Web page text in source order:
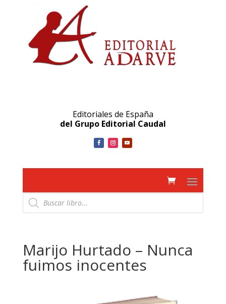
Editoriales de España
del Grupo Editorial Caudal
Búsqueda
de
productos
Marijo Hurtado – Nunca
fuimos inocentes